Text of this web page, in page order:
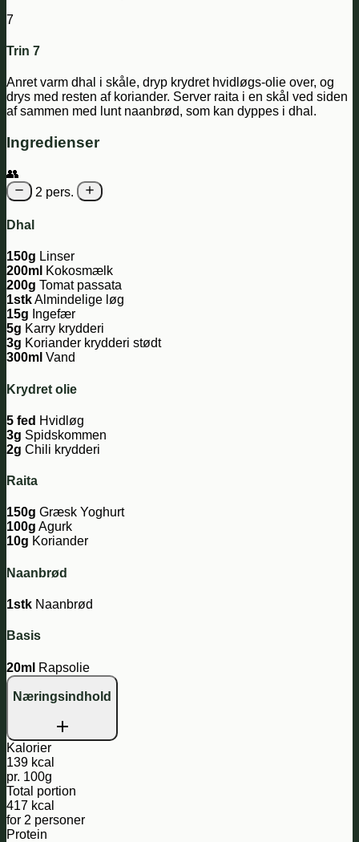
7
Trin 7
Anret varm dhal i skåle, dryp krydret hvidløgs-olie over, og
drys med resten af koriander. Server raita i en skål ved siden
af sammen med lunt naanbrød, som kan dyppes i dhal.
Ingredienser
👥
2 pers.
Dhal
150g Linser
200ml Kokosmælk
200g Tomat passata
1stkAlmindelige løg
15g Ingefær
5g Karry krydderi
3g Koriander krydderi stødt
300ml Vand
Krydret olie
5 fed Hvidløg
3g Spidskommen
2g Chili krydderi
Raita
150g Græsk Yoghurt
100g Agurk
10g Koriander
Naanbrød
1stk Naanbrød
Basis
20ml Rapsolie
Næringsindhold
Kalorier
139 kcal
pr. 100g
Total portion
417 kcal
for 2 personer
Protein